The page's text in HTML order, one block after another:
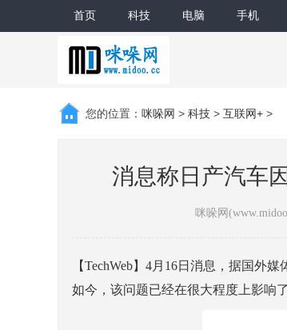
首页 科技 电脑 手机
您的位置： 咪哚网 > 科技 > 互联网+ >
消息称日产汽车
咪哚网
【TechWeb】4月16日消息，据国外
如今，该问题已经在很大程度上影响